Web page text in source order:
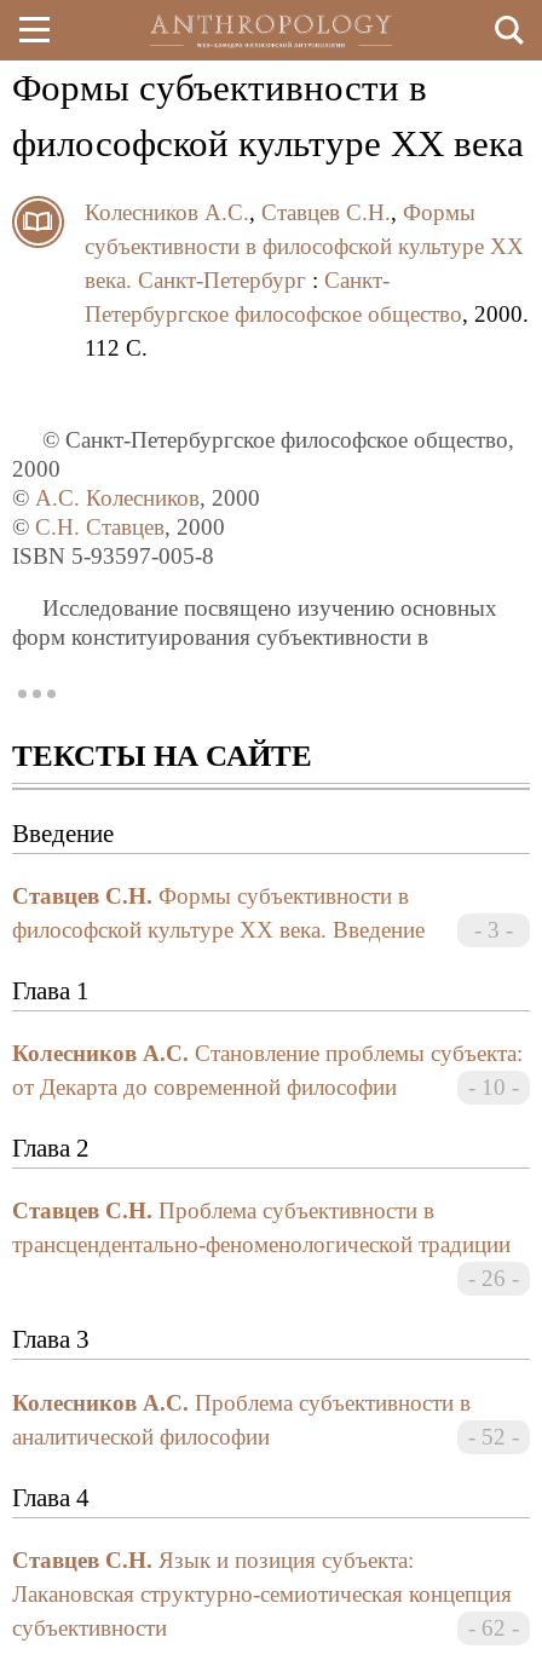
Перейти
к
содержанию
Формы субъективности в
философской культуре XX века
Колесников А.С., Ставцев С.Н., Формы
субъективности в философской культуре XX
века. Санкт-Петербург : Санкт-
Петербургское философское общество, 2000.
112 C.
© Санкт-Петербургское философское общество,
2000
© А.С. Колесников, 2000
© С.Н. Ставцев, 2000
ISBN 5-93597-005-8
Исследование посвящено изучению основных
форм конституирования субъективности в
методологического потенциала для выявления
до сих пор современной философской культурой.
интересующихся проблемами неклассической,
Издание осуществлено при поддержке гранта
№12 Минобразования РФ (1998-2000 гг.)
ТЕКСТЫ НА САЙТЕ
Введение
Ставцев С.Н. Формы субъективности в
философской культуре XX века. Введение
3
Глава 1
Колесников А.С. Становление проблемы субъекта:
от Декарта до современной философии
10
Глава 2
Ставцев С.Н. Проблема субъективности в
трансцендентально-феноменологической традиции
26
Глава 3
Колесников А.С. Проблема субъективности в
аналитической философии
52
Глава 4
Ставцев С.Н. Язык и позиция субъекта:
Лакановская структурно-семиотическая концепция
субъективности
62